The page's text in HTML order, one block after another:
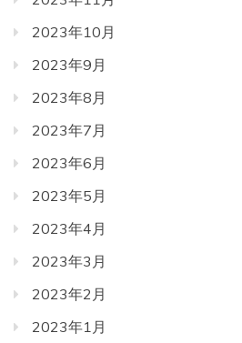
2023年10月
2023年9月
2023年8月
2023年7月
2023年6月
2023年5月
2023年4月
2023年3月
2023年2月
2023年1月